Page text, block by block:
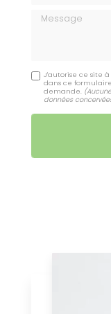
Message
J'autorise ce site
dans ce
demande.
données